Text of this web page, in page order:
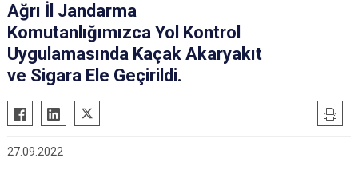
Ağrı İl Jandarma
Komutanlığımızca Yol Kontrol
Uygulamasında Kaçak Akaryakıt
ve Sigara Ele Geçirildi.
27.09.2022